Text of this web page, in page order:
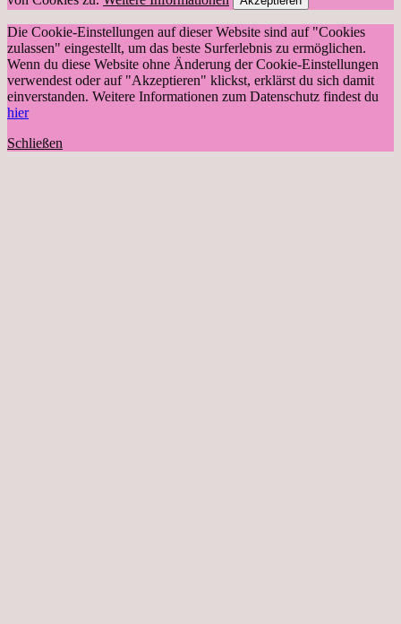
Die Cookie-Einstellungen auf dieser Website sind auf "Cookies
zulassen" eingestellt, um das beste Surferlebnis zu ermöglichen.
Wenn du diese Website ohne Änderung der Cookie-Einstellungen
verwendest oder auf "Akzeptieren" klickst, erklärst du sich damit
einverstanden. Weitere Informationen zum Datenschutz findest du
hier
Schließen